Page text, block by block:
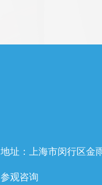
地址：上海市闵行区金
参观咨询